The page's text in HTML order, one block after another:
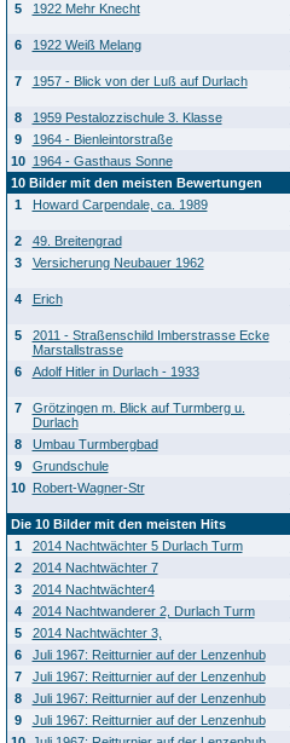
5 1922 Mehr Knecht
6 1922 Weiß Melang
7 1957 - Blick von der Luß auf Durlach
8 1959 Pestalozzischule 3. Klasse
9
1964 - Bienleintorstraße
10
1964 - Gasthaus Sonne
10 Bilder mit den meisten Bewertungen
1
Howard Carpendale, ca. 1989
2 49. Breitengrad
3
Versicherung Neubauer 1962
4 Erich
5
2011 - Straßenschild Imberstrasse Ecke
Marstallstrasse
6 Adolf Hitler in Durlach - 1933
7
Grötzingen m. Blick auf Turmberg u.
Durlach
8 Umbau Turmbergbad
9
Grundschule
10
Robert-Wagner-Str
Die 10 Bilder mit den meisten Hits
1
2014 Nachtwächter 5 Durlach Turm
2
2014 Nachtwächter 7
3
2014 Nachtwächter4
4
2014 Nachtwanderer 2, Durlach Turm
5
2014 Nachtwächter 3,
6
Juli 1967: Reitturnier auf der Lenzenhub
7
Juli 1967: Reitturnier auf der Lenzenhub
8
Juli 1967: Reitturnier auf der Lenzenhub
9
Juli 1967: Reitturnier auf der Lenzenhub